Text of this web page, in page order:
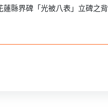
蓮縣界碑「光被八表」立碑之背